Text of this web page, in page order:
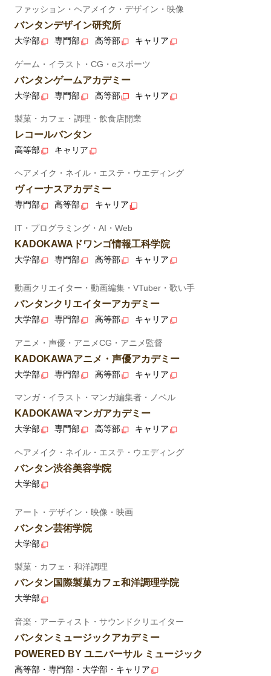
ファッション・ヘアメイク・デザイン・映像
バンタンデザイン研究所
大学部 専門部 高等部 キャリア
ゲーム・イラスト・CG・eスポーツ
バンタンゲームアカデミー
大学部 専門部 高等部 キャリア
製菓・カフェ・調理・飲食店開業
レコールバンタン
高等部 キャリア
ヘアメイク・ネイル・エステ・ウエディング
ヴィーナスアカデミー
専門部 高等部 キャリア
IT・プログラミング・AI・Web
KADOKAWAドワンゴ情報工科学院
大学部 専門部 高等部 キャリア
動画クリエイター・動画編集・VTuber・歌い手
バンタンクリエイターアカデミー
大学部 専門部 高等部 キャリア
アニメ・声優・アニメCG・アニメ監督
KADOKAWAアニメ・声優アカデミー
大学部 専門部 高等部 キャリア
マンガ・イラスト・マンガ編集者・ノベル
KADOKAWAマンガアカデミー
大学部 専門部 高等部 キャリア
ヘアメイク・ネイル・エステ・ウエディング
バンタン渋谷美容学院
大学部
アート・デザイン・映像・映画
バンタン芸術学院
大学部
製菓・カフェ・和洋調理
バンタン国際製菓カフェ和洋調理学院
大学部
音楽・アーティスト・サウンドクリエイター
バンタンミュージックアカデミー
POWERED BY ユニバーサル ミュージック
高等部・専門部・大学部・キャリア